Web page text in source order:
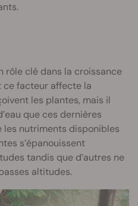
rôle clé dans la croissance
ce facteur affecte la
les plantes, mais il
que ces dernières
les nutriments disponibles
s’épanouissent
tandis que d’autres ne
altitudes.